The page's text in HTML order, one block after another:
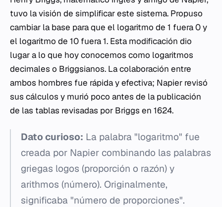
tuvo la visión de simplificar este sistema. Propuso
cambiar la base para que el logaritmo de 1 fuera 0 y
el logaritmo de 10 fuera 1. Esta modificación dio
lugar a lo que hoy conocemos como logaritmos
decimales o Briggsianos. La colaboración entre
ambos hombres fue rápida y efectiva; Napier revisó
sus cálculos y murió poco antes de la publicación
de las tablas revisadas por Briggs en 1624.
Dato curioso: La palabra "logaritmo" fue
creada por Napier combinando las palabras
griegas logos (proporción o razón) y
arithmos (número). Originalmente,
significaba "número de proporciones".